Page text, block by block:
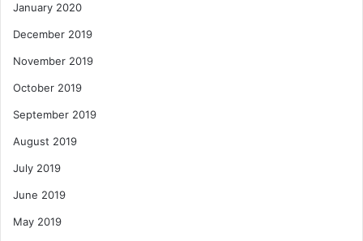
January 2020
December 2019
November 2019
October 2019
September 2019
August 2019
July 2019
June 2019
May 2019